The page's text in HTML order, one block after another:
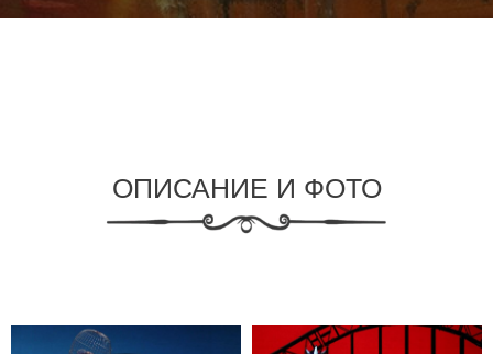
ОПИСАНИЕ И ФОТО